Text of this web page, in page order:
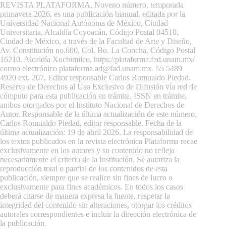
REVISTA PLATAFORMA, Noveno número, temporada
primavera 2026, es una publicación bianual, editada por la
Universidad Nacional Autónoma de México, Ciudad
Universitaria, Alcaldía Coyoacán, Código Postal 04510,
Ciudad de México, a través de la Facultad de Arte y Diseño,
Av. Constitución no.600, Col. Bo. La Concha, Código Postal
16210. Alcaldía Xochimilco, https://plataforma.fad.unam.mx/
correo electrónico plataforma.ad@fad.unam.mx. 55 5489
4920 ext. 207, Editor responsable Carlos Romualdo Piedad.
Reserva de Derechos al Uso Exclusivo de Difusión vía red de
cómputo para esta publicación en trámite, ISSN en trámite,
ambos otorgados por el Instituto Nacional de Derechos de
Autor. Responsable de la última actualización de este número,
Carlos Romualdo Piedad, editor responsable. Fecha de la
última actualización: 19 de abril 2026. La responsabilidad de
los textos publicados en la revista electrónica Plataforma recae
exclusivamente en los autores y su contenido no refleja
necesariamente el criterio de la Institución. Se autoriza la
reproducción total o parcial de los contenidos de esta
publicación, siempre que se realice sin fines de lucro o
exclusivamente para fines académicos. En todos los casos
deberá citarse de manera expresa la fuente, respetar la
integridad del contenido sin alteraciones, otorgar los créditos
autorales correspondientes e incluir la dirección electrónica de
la publicación.